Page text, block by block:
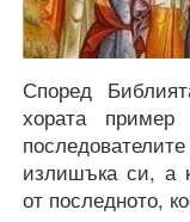
Според
хората пример
излишъка си, а
от последното,